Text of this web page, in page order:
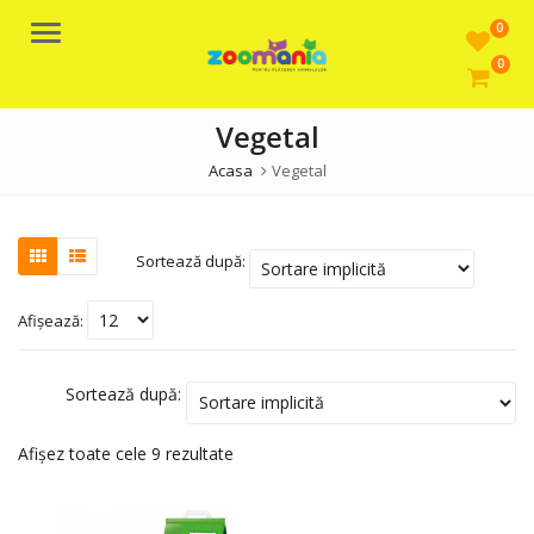
Meniu 0
0
Vegetal
Acasa Vegetal
Sortează după:
Afișează:
Sortează după:
Afișez toate cele 9 rezultate